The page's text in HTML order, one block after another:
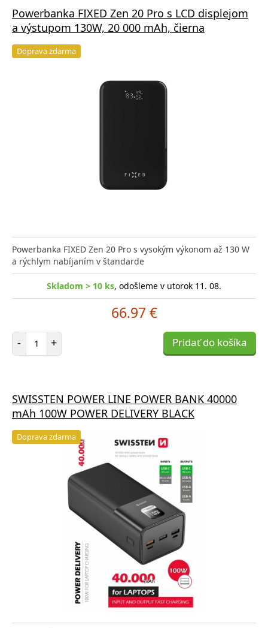
Powerbanka FIXED Zen 20 Pro s LCD displejom
a výstupom 130W, 20 000 mAh, čierna
Doprava zdarma
Powerbanka FIXED Zen 20 Pro s vysokým výkonom až 130 W
a rýchlym nabíjaním v štandarde
Skladom > 10 ks, odošleme v utorok 11. 08.
66.97 €
- Počet položiek
+ Pridať do košíka
SWISSTEN POWER LINE POWER BANK 40000
mAh 100W POWER DELIVERY BLACK
Doprava zdarma